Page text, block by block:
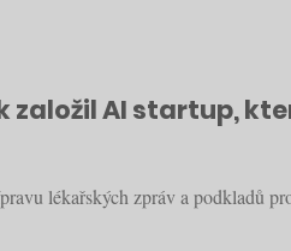
založil AI startup,
lékařských zpráv a podkladů